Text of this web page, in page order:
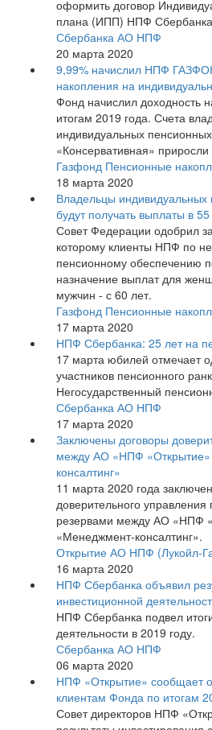
оформить договор
плана (ИПП) НПФ
Сбербанка АО НПФ
20 марта 2020
9,99% начислил НПФ
накопления на
Фонд начислил доходность
итогам 2019 года. Счета
индивидуальных
«Консервативная»
Газфонд Пенсионные
18 марта 2020
Владельцы
будут получать выплаты в
Совет Федерации одобрил
которому клиенты НПФ по
пенсионному обеспечению
назначение выплат для
мужчин - с 60 лет.
Газфонд Пенсионные
17 марта 2020
НПФ Сбербанка: 25 лет на
17 марта юбилей отмечает
участников пенсионного
Негосударственный
Сбербанка АО НПФ
17 марта 2020
Заключены договоры
между АО «НПФ
консалтинг»
11 марта 2020 года
доверительного
резервами между АО «НПФ
«Менеджмент-консалтинг».
Открытие АО НПФ (Лукойл-
16 марта 2020
НПФ Сбербанка объявил
инвестиционной
НПФ Сбербанка подвел
деятельности в 2019 году.
Сбербанка АО НПФ
06 марта 2020
НПФ «Открытие» сообщает
клиентам Фонда по итогам
Совет директоров НПФ